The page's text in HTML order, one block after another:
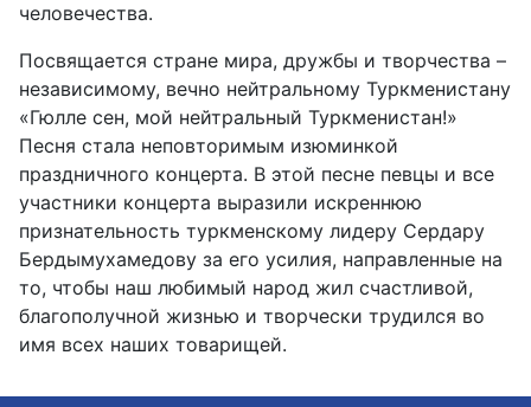
человечества.
Посвящается стране мира, дружбы и творчества –
независимому, вечно нейтральному Туркменистану
«Гюлле сен, мой нейтральный Туркменистан!»
Песня стала неповторимым изюминкой
праздничного концерта. В этой песне певцы и все
участники концерта выразили искреннюю
признательность туркменскому лидеру Сердару
Бердымухамедову за его усилия, направленные на
то, чтобы наш любимый народ жил счастливой,
благополучной жизнью и творчески трудился во
имя всех наших товарищей.